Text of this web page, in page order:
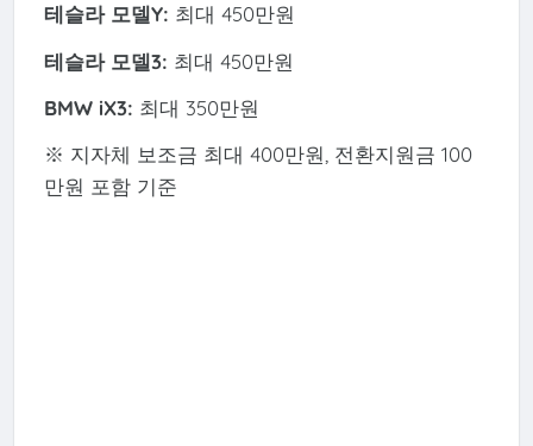
테슬라 모델Y: 최대 450만원
테슬라 모델3: 최대 450만원
BMW iX3: 최대 350만원
※ 지자체 보조금 최대 400만원, 전환지원금 100
만원 포함 기준